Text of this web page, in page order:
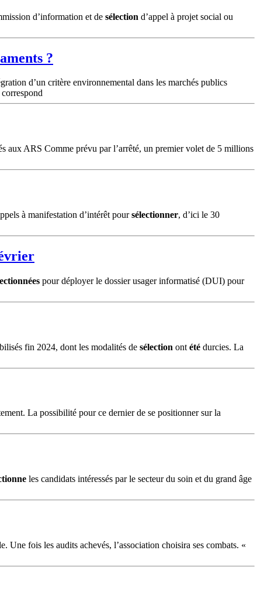
d’information et de sélection d’appel à projet social ou
?
d’un critère environnemental dans les marchés publics
aux ARS Comme prévu par l’arrêté, un premier volet de 5 millions
à manifestation d’intérêt poursélectionner, d’ici le 30
pour déployer le dossier usager informatisé (DUI) pour
fin 2024, dont les modalités de sélection ont été durcies. La
La possibilité pour ce dernier de se positionner sur la
les candidats intéressés par le secteur du soin et du grand âge
fois les audits achevés, l’association choisira ses combats. «